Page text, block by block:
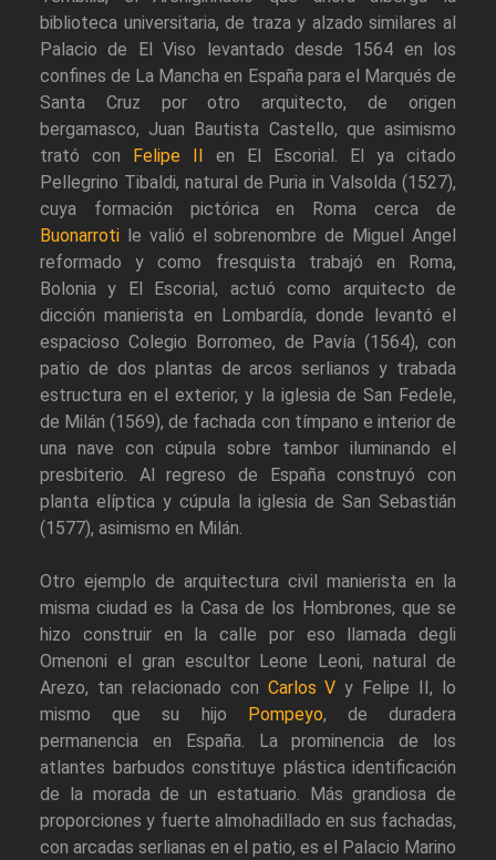
biblioteca universitaria, de traza y alzado similares al
Palacio de El Viso levantado desde 1564 en los
confines de La Mancha en España para el Marqués de
Santa Cruz por otro arquitecto, de origen
bergamasco, Juan Bautista Castello, que asimismo
trató con
Felipe II
en El Escorial. El ya citado
Pellegrino Tibaldi, natural de Puria in Valsolda (1527),
cuya formación pictórica en Roma cerca de
Buonarroti le valió el sobrenombre de Miguel Angel
reformado y como fresquista trabajó en Roma,
Bolonia y El Escorial, actuó como arquitecto de
dicción manierista en Lombardía, donde levantó el
espacioso Colegio Borromeo, de Pavía (1564), con
patio de dos plantas de arcos serlianos y trabada
estructura en el exterior, y la iglesia de San Fedele,
de Milán (1569), de fachada con tímpano e interior de
una nave con cúpula sobre tambor iluminando el
presbiterio. Al regreso de España construyó con
planta elíptica y cúpula la iglesia de San Sebastián
(1577), asimismo en Milán.
Otro ejemplo de arquitectura civil manierista en la
misma ciudad es la Casa de los Hombrones, que se
hizo construir en la calle por eso llamada degli
Omenoni el gran escultor Leone Leoni, natural de
Arezo, tan relacionado con Carlos V y Felipe II, lo
mismo que su hijo
Pompeyo, de duradera
permanencia en España. La prominencia de los
atlantes barbudos constituye plástica identificación
de la morada de un estatuario. Más grandiosa de
proporciones y fuerte almohadillado en sus fachadas,
con arcadas serlianas en el patio, es el Palacio Marino